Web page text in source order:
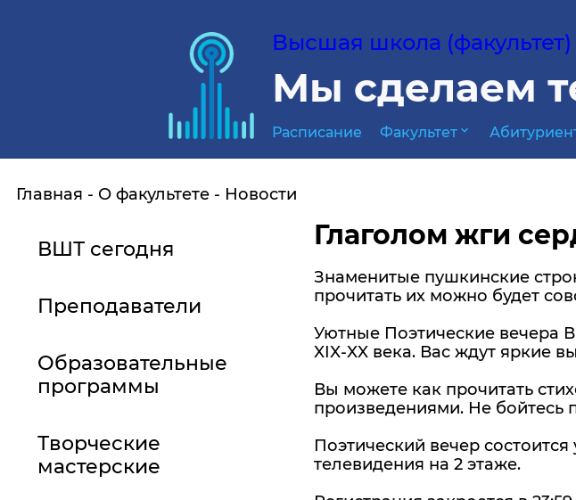
Высшая школа
Мы сделаем
Расписание Факультет expand_more
Главная О факультете Новости
ВШТ сегодня
Преподаватели
Образовательные
программы
Творческие
мастерские
Глаголом жги
Знаменитые пушкинские
прочитать их можно будет
Уютные Поэтические вечера
XIX-XX века. Вас ждут яркие
Вы можете как прочитать
произведениями. Не бойтесь
Поэтический вечер состоится
телевидения на 2 этаже.